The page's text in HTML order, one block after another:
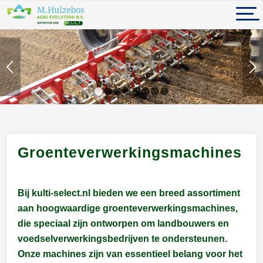
Volgende
1 2 3 4 5 6 7 8
Groenteverwerkingsmachines
Bij kulti-select.nl bieden we een breed assortiment
aan hoogwaardige groenteverwerkingsmachines,
die speciaal zijn ontworpen om landbouwers en
voedselverwerkingsbedrijven te ondersteunen.
Onze machines zijn van essentieel belang voor het